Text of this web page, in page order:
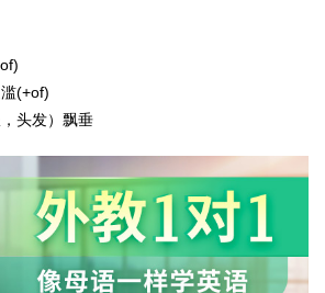
(+of)
，头发）飘垂